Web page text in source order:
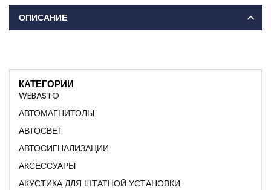
ОПИСАНИЕ
КАТЕГОРИИ
WEBASTO
АВТОМАГНИТОЛЫ
АВТОСВЕТ
АВТОСИГНАЛИЗАЦИИ
АКСЕССУАРЫ
АКУСТИКА ДЛЯ ШТАТНОЙ УСТАНОВКИ